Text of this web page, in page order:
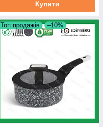
Купити
Топ продажів –10%